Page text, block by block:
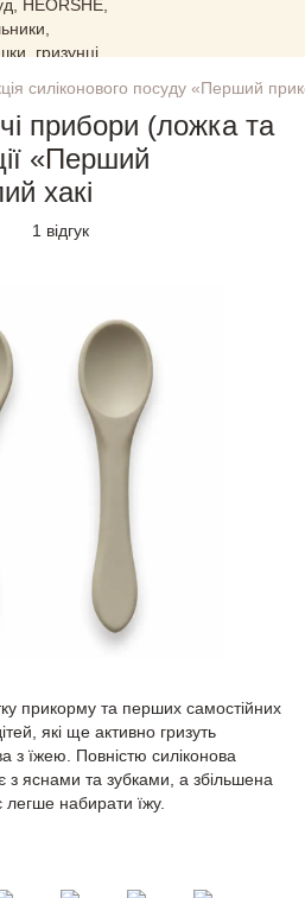
силіконового посуду «Перший
прибори (ложка та
«Перший
хакі
1 відгук
прикорму та перших самостійних
які ще активно гризуть
з їжею. Повністю силіконова
з яснами та зубками, а збільшена
набирати їжу.